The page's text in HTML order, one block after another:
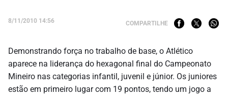
8/11/2010 14:56 COMPARTILHE
Demonstrando força no trabalho de base, o Atlético
aparece na liderança do hexagonal final do Campeonato
Mineiro nas categorias infantil, juvenil e júnior. Os juniores
estão em primeiro lugar com 19 pontos, tendo um jogo a